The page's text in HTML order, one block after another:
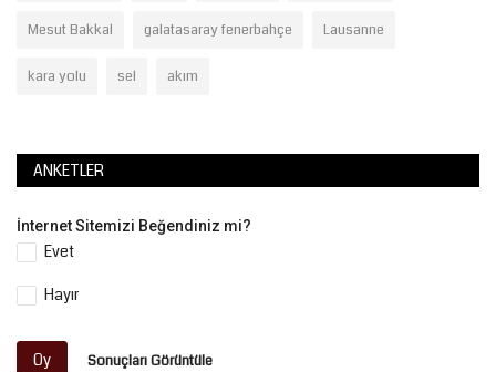
Mesut Bakkal galatasaray fenerbahçe Lausanne
kara yolu sel akım
ANKETLER
İnternet Sitemizi Beğendiniz mi?
Evet
Hayır
Oy Sonuçları Görüntüle